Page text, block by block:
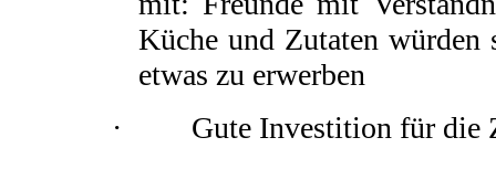
Küche und Zutaten würden
etwas zu erwerben
· Gute Investition für die